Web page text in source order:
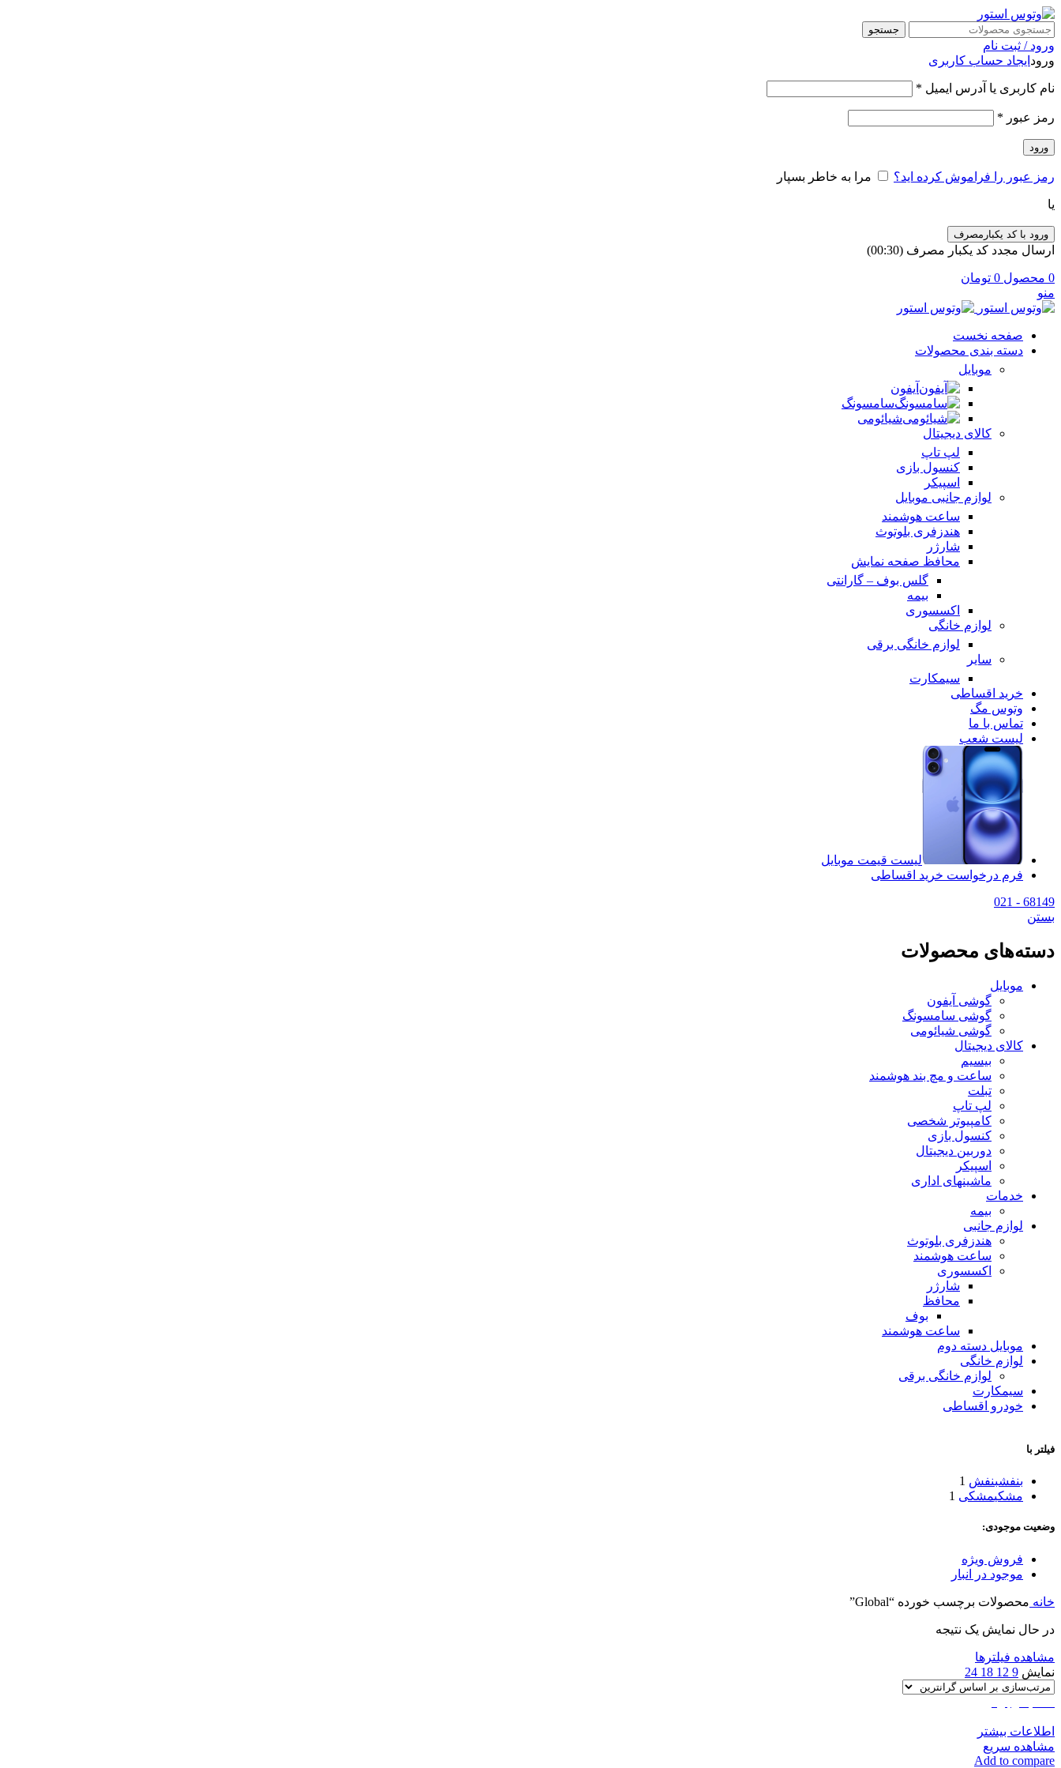
جستجو
ورود / ثبت نام
ورود ایجاد حساب کاربری
نام کاربری یا آدرس ایمیل *
رمز عبور *
ورود
رمز عبور را فراموش کرده اید؟ مرا به خاطر بسپار
یا
ورود با کد یکبارمصرف
ارسال مجدد کد یکبار مصرف (00:
30
)
0 محصول 0 تومان
منو
صفحه نخست
دسته بندی محصولات
موبایل
آیفون
سامسونگ
شیائومی
کالای دیجیتال
لپ تاپ
کنسول بازی
اسپیکر
لوازم جانبی موبایل
ساعت هوشمند
هندزفری بلوتوث
شارژر
محافظ صفحه نمایش
گلس بوف – گارانتی
بیمه
اکسسوری
لوازم خانگی
لوازم خانگی برقی
سایر
سیمکارت
خرید اقساطی
وتوس مگ
تماس با ما
لیست شعب
لیست قیمت موبایل
فرم درخواست خرید اقساطی
68149 - 021
بستن
دسته‌های محصولات
موبایل
گوشی آیفون
گوشی سامسونگ
گوشی شیائومی
کالای دیجیتال
بیسیم
ساعت و مچ بند هوشمند
تبلت
لپ تاپ
کامپیوتر شخصی
کنسول بازی
دوربین دیجیتال
اسپیکر
ماشینهای اداری
خدمات
بیمه
لوازم جانبی
هندزفری بلوتوث
ساعت هوشمند
اکسسوری
شارژر
محافظ
بوف
ساعت هوشمند
موبایل دسته دوم
لوازم خانگی
لوازم خانگی برقی
سیمکارت
خودرو اقساطی
فیلتر با
بنفشبنفش 1
مشکیمشکی 1
وضعیت موجودی:
فروش ویژه
موجود در انبار
خانه محصولات برچسب خورده “Global”
در حال نمایش یک نتیجه
مشاهده فیلترها
نمایش 9
12
18
24
اطلاعات بیشتر
مشاهده سریع
Add to compare